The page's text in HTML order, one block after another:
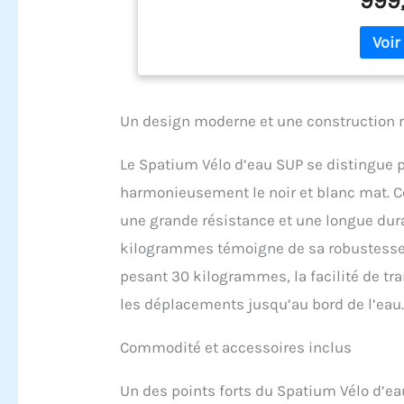
le
les
et
peut
facile
ponton
pour
Un design moderne et une construction
Le Spatium Vélo d’eau SUP se
harmonieusement le noir et blanc mat.
une grande résistance et une longue
kilogrammes témoigne de sa
pesant 30 kilogrammes, la facilité de
les déplacements jusqu’au bord de l’eau.
Commodité et accessoires inclus
Un des points forts du Spatium Vélo